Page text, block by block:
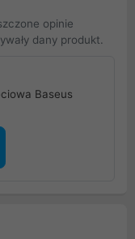
opinie
dany produkt.
Baseus